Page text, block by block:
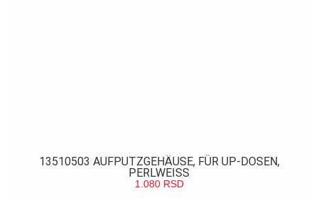
13510503 AUFPUTZGEHÄUSE, FÜR UP-DOSEN,
PERLWEISS
1.080 RSD